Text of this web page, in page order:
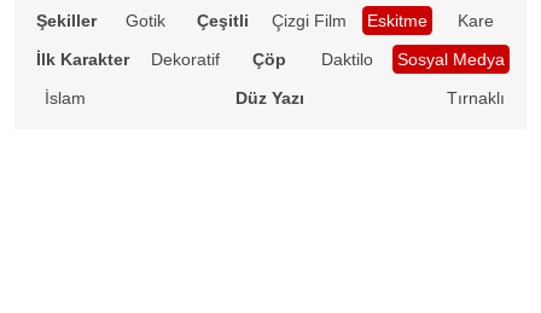
Şekiller
Gotik Çeşitli Çizgi Film Eskitme
Kare
İlk Karakter
Dekoratif Çöp Daktilo
Sosyal Medya
İslam
Düz Yazı Tırnaklı